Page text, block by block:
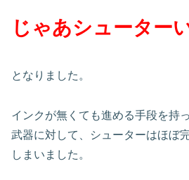
じゃあシューター
となりました。
インクが無くても進める手段を持
武器に対して、シューターはほぼ
しまいました。